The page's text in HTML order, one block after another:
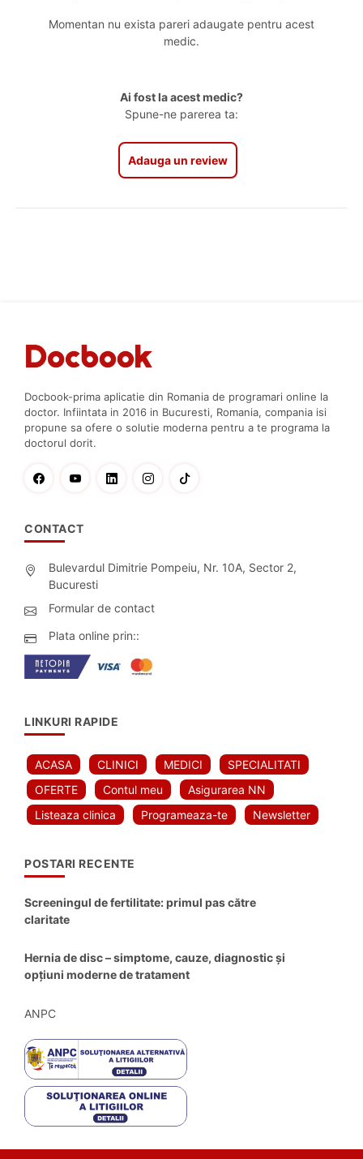
Momentan nu exista pareri adaugate pentru acest
medic.
Ai fost la acest medic?
Spune-ne parerea ta:
Adauga un review
Docbook-prima aplicatie din Romania de programari online la
doctor. Infiintata in 2016 in Bucuresti, Romania, compania isi
propune sa ofere o solutie moderna pentru a te programa la
doctorul dorit.
CONTACT
Bulevardul Dimitrie Pompeiu, Nr. 10A, Sector 2,
Bucuresti
Formular de contact
Plata online prin::
LINKURI RAPIDE
ACASA CLINICI MEDICI
SPECIALITATI
OFERTE
Contul meu
Asigurarea NN
Listeaza clinica
Programeaza-te Newsletter
POSTARI RECENTE
Screeningul de fertilitate: primul pas către
claritate
Hernia de disc – simptome, cauze, diagnostic și
opțiuni moderne de tratament
ANPC